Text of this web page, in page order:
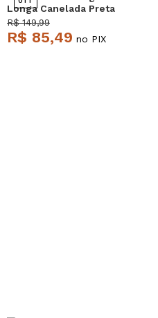
Longa Canelada Preta
Salvatore
R$ 149,99
R$ 85,49 no PIX